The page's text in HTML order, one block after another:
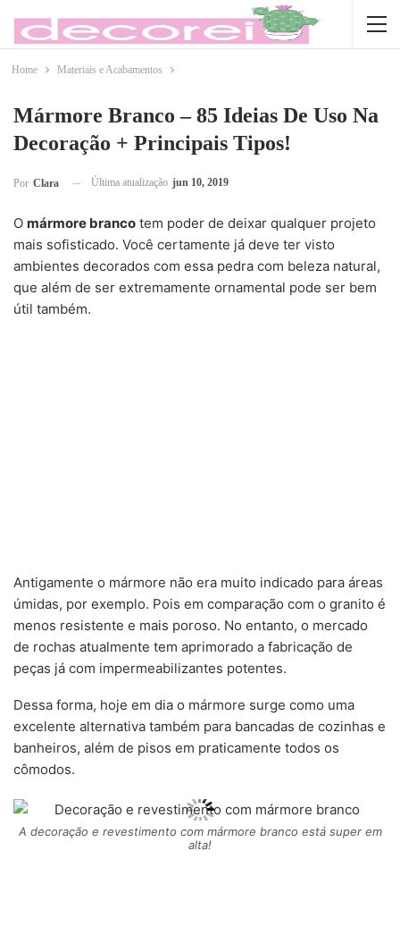
Home Materiais e Acabamentos
Mármore Branco – 85 Ideias De Uso Na
Decoração + Principais Tipos!
Por Clara Última atualização jun 10, 2019
O mármore branco tem poder de deixar qualquer projeto
mais sofisticado. Você certamente já deve ter visto
ambientes decorados com essa pedra com beleza natural,
que além de ser extremamente ornamental pode ser bem
útil também.
Antigamente o mármore não era muito indicado para áreas
úmidas, por exemplo. Pois em comparação com o granito é
menos resistente e mais poroso. No entanto, o mercado
de rochas atualmente tem aprimorado a fabricação de
peças já com impermeabilizantes potentes.
Dessa forma, hoje em dia o mármore surge como uma
excelente alternativa também para bancadas de cozinhas e
banheiros, além de pisos em praticamente todos os
cômodos.
A decoração e revestimento com mármore branco está super em
alta!